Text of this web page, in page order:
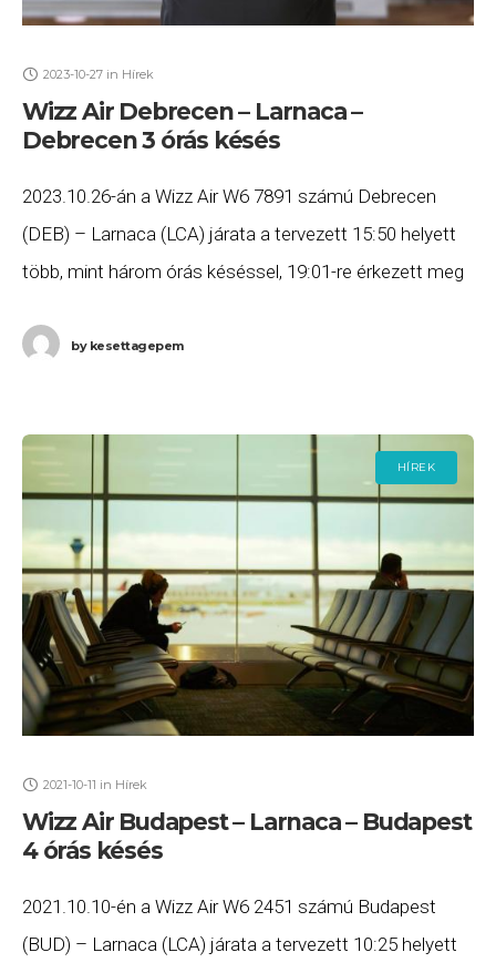
2023-10-27 in Hírek
Wizz Air Debrecen – Larnaca –
Debrecen 3 órás késés
2023.10.26-án a Wizz Air W6 7891 számú Debrecen
(DEB) – Larnaca (LCA) járata a tervezett 15:50 helyett
több, mint három órás késéssel, 19:01-re érkezett meg
bykesettagepem
HÍREK
2021-10-11 in Hírek
Wizz Air Budapest – Larnaca – Budapest
4 órás késés
2021.10.10-én a Wizz Air W6 2451 számú Budapest
(BUD) – Larnaca (LCA) járata a tervezett 10:25 helyett